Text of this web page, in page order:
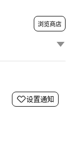
浏览商店
设置通知